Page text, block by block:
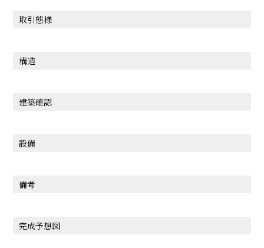
取引態様
構造
建築確認
設備
備考
完成予想図